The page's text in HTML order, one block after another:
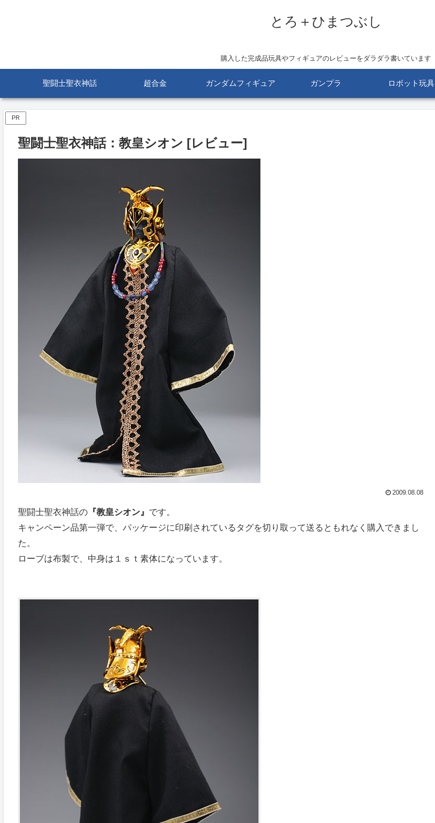
とろ＋ひまつぶし
購入した完成品玩具やフィギュアのレビューをダラダラ書いています
聖闘士聖衣神話 超合金 ガンダムフィギュア ガンプラ ロボット玩具
PR
聖闘士聖衣神話：教皇シオン [レビュー]
2009.08.08
聖闘士聖衣神話の『教皇シオン』 です。
キャンペーン品第一弾で、パッケージに印刷されているタグを切り取って送るともれなく購入できまし
た。
ローブは布製で、中身は１ｓｔ素体になっています。